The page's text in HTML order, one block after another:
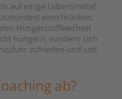
auf einige Lebensmittel
einschränken,
Hungerstoffwechsel
hungern, sondern sich
zufrieden und satt
ab?